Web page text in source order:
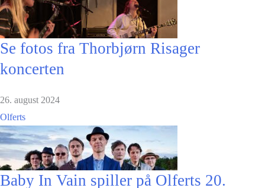
Se fotos fra Thorbjørn Risager
koncerten
26. august 2024
Olferts
Baby In Vain spiller på Olferts 20.